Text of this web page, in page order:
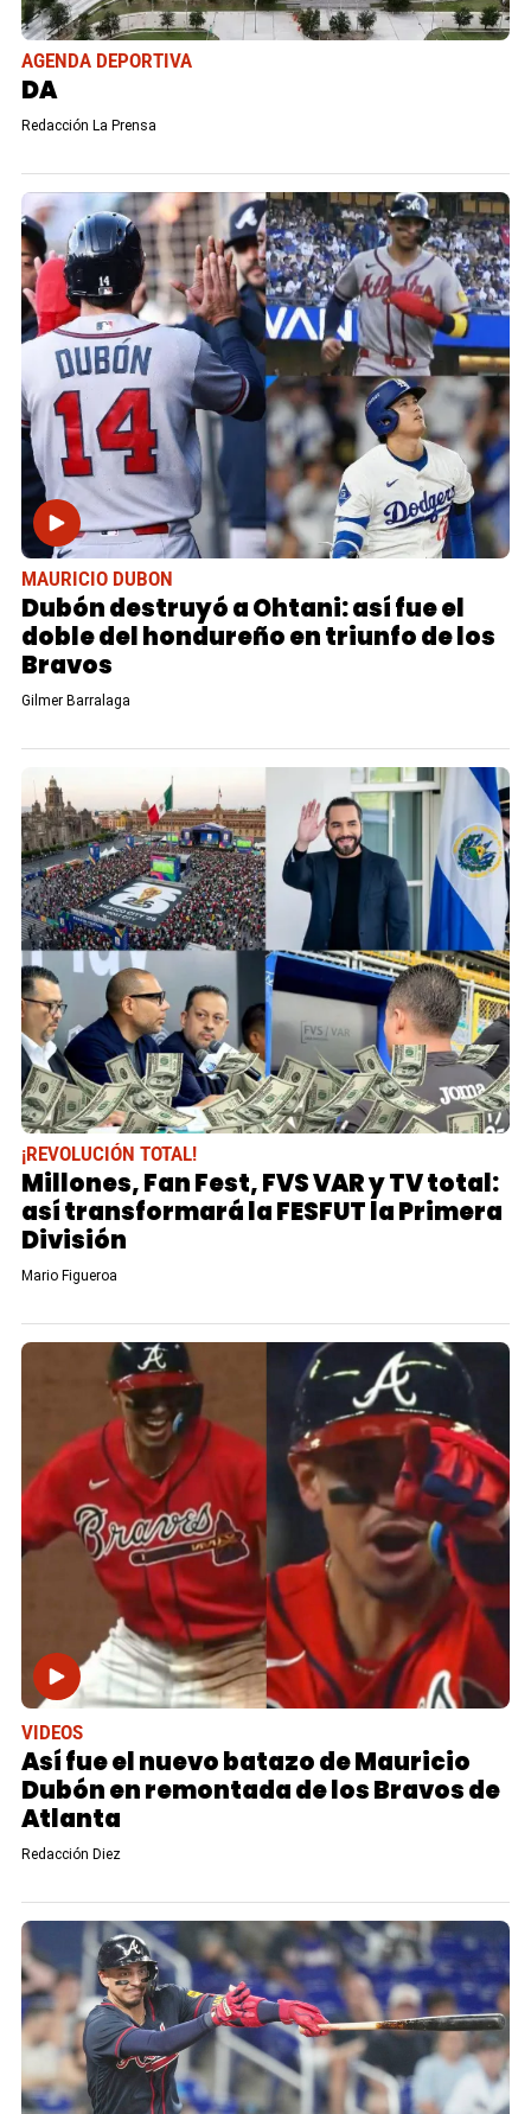
AGENDA DEPORTIVA
DA
Redacción La Prensa
MAURICIO DUBON
Dubón destruyó a Ohtani: así fue el
doble del hondureño en triunfo de los
Bravos
Gilmer Barralaga
¡REVOLUCIÓN TOTAL!
Millones, Fan Fest, FVS VAR y TV total:
así transformará la FESFUT la Primera
División
Mario Figueroa
VIDEOS
Así fue el nuevo batazo de Mauricio
Dubón en remontada de los Bravos de
Atlanta
Redacción Diez